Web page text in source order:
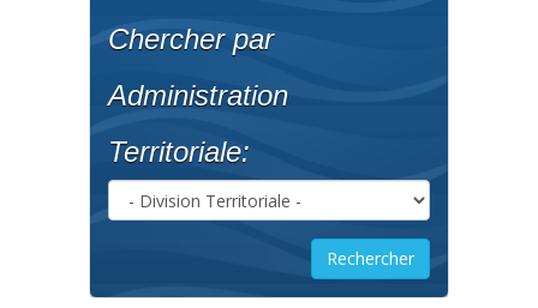
Chercher par
Administration
Territoriale: